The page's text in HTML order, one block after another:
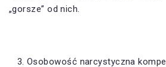
„gorsze” od nich.
Osobowość narcystyczna